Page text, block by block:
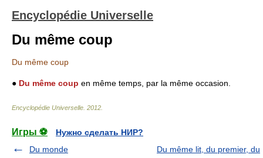
Encyclopédie Universelle
Du même coup
Du même coup
● Du même coup en même temps, par la même occasion.
Encyclopédie Universelle 2012
Игры ⚽
Нужно сделать НИР?
Du monde
Du même lit, du premier, du